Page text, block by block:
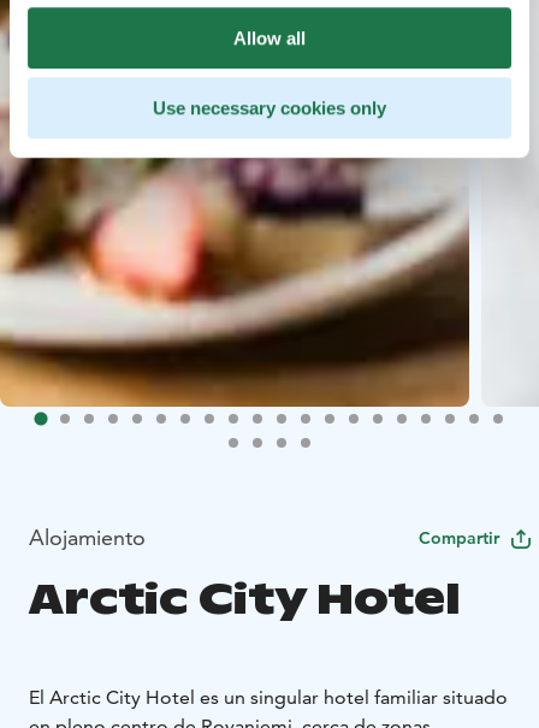
Allow all
Use necessary cookies only
Alojamiento Compartir
Arctic City Hotel
El Arctic City Hotel es un singular hotel familiar situado